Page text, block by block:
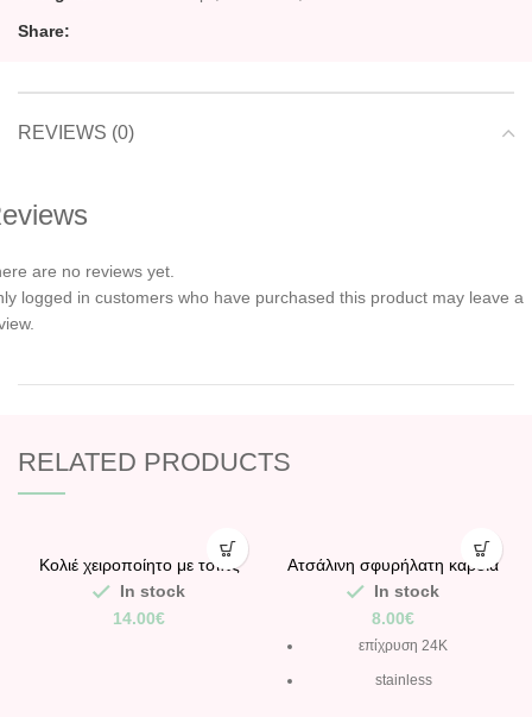
Share:
REVIEWS (0)
are no reviews yet.
logged in customers who have purchased this product may leave a
RELATED PRODUCTS
Κολιέ χειροποίητο με τσιπς
μωβ με κοχύλια φυσικά.
In stock
14.00€
Ατσάλινη σφυρήλατη καρδιά
με δυνατότητα αυξομείωσης.
In stock
8.00€
επίχρυση 24K
stainless